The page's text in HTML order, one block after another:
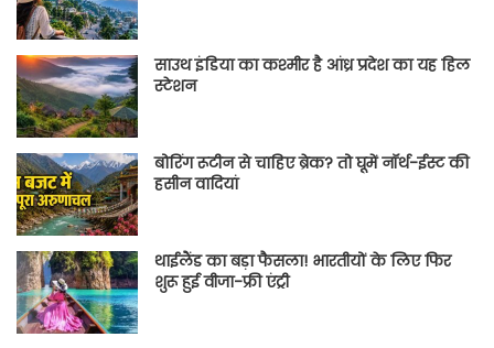
साउथ इंडिया का कश्मीर है आंध्र प्रदेश का यह हिल
स्टेशन
बोरिंग रूटीन से चाहिए ब्रेक? तो घूमें नॉर्थ-ईस्ट की
हसीन वादियां
थाईलैंड का बड़ा फैसला! भारतीयों के लिए फिर
शुरू हुई वीजा-फ्री एंट्री